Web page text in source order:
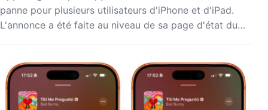
panne pour plusieurs utilisateurs d'iPhone et d'iPad.
L'annonce a été faite au niveau de sa page d'état du…